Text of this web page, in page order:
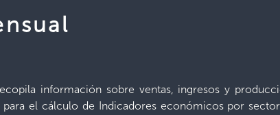
información sobre ventas, ingresos y
para el cálculo de Indicadores económicos por